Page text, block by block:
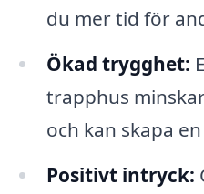
du mer tid för
Ökad trygghet:
trapphus
och kan skapa
Positivt intryck: